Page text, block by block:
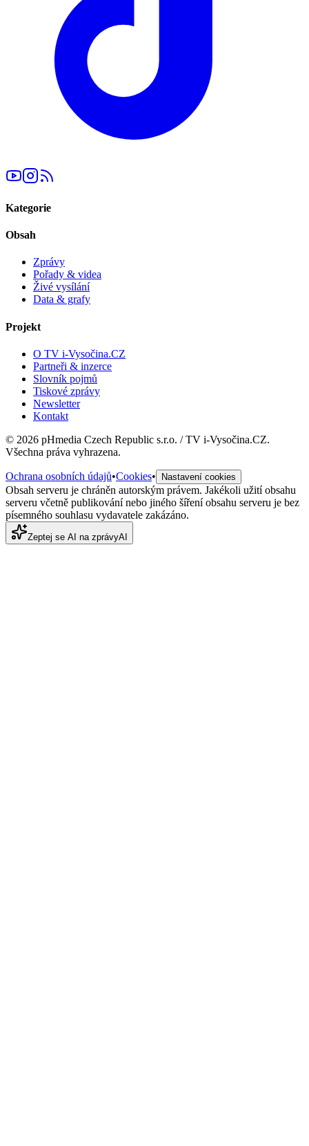
Kategorie
Obsah
Zprávy
Pořady & videa
Živé vysílání
Data & grafy
Projekt
O TV i-Vysočina.CZ
Partneři & inzerce
Slovník pojmů
Tiskové zprávy
Newsletter
Kontakt
© 2026 pHmedia Czech Republic s.r.o. / TV i-Vysočina.CZ.
Všechna práva vyhrazena.
Ochrana osobních údajů•Cookies• Nastavení cookies
Obsah serveru je chráněn autorským právem. Jakékoli užití obsahu
serveru včetně publikování nebo jiného šíření obsahu serveru je bez
písemného souhlasu vydavatele zakázáno.
Zeptej se AI na zprávyAI